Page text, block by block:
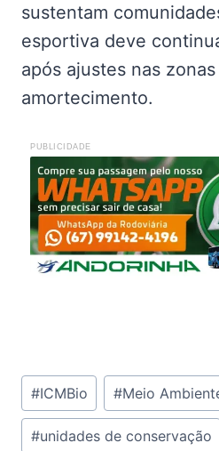
sustentam
esportiva deve
após ajustes nas
amortecimento.
PUBLICIDADE
Tags
do
Post:
#ICMBio #Meio
#unidades de conservação